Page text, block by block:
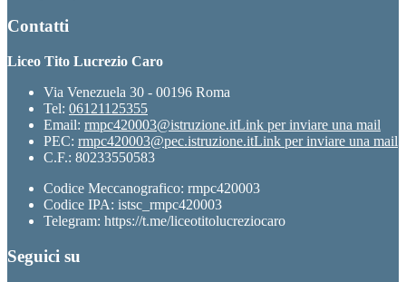
Contatti
Liceo Tito Lucrezio Caro
Via Venezuela 30 - 00196 Roma
Tel: 06121125355
Email: rmpc420003@istruzione.itLink per inviare una mail
PEC: rmpc420003@pec.istruzione.itLink per inviare una mail
C.F.: 80233550583
Codice Meccanografico: rmpc420003
Codice IPA: istsc_rmpc420003
Telegram: https://t.me/liceotitolucreziocaro
Seguici su